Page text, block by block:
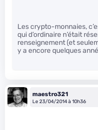
Les crypto-monnaies,
qui d’ordinaire n’était
renseignement (et
y a encore quelques
maestro321
Le 23/04/2014 à 10h36